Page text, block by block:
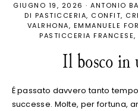
GIUGNO 19, 2026 · ANTONIO
DI PASTICCERIA CONFIT
VALRHONA
EMMANUELE
PASTICCERIA FRANCESE
Il bosco in
É passato davvero tanto
successe. Molte, per fortuna,